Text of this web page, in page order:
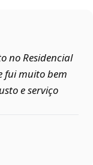
no Residencial
fui muito bem
e serviço